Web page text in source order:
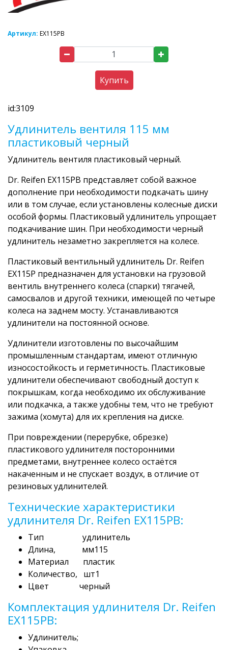
Артикул: EX115PВ
Купить
id:3109
Удлинитель вентиля 115 мм
пластиковый черный
Удлинитель вентиля пластиковый черный.
Dr. Reifen EX115PВ представляет собой важное
дополнение при необходимости подкачать шину
или в том случае, если установлены колесные диски
особой формы. Пластиковый удлинитель упрощает
подкачивание шин. При необходимости черный
удлинитель незаметно закрепляется на колесе.
Пластиковый вентильный удлинитель Dr. Reifen
EX115P предназначен для установки на грузовой
вентиль внутреннего колеса (спарки) тягачей,
самосвалов и другой техники, имеющей по четыре
колеса на заднем мосту. Устанавливаются
удлинители на постоянной основе.
Удлинители изготовлены по высочайшим
промышленным стандартам, имеют отличную
износостойкость и герметичность. Пластиковые
удлинители обеспечивают свободный доступ к
покрышкам, когда необходимо их обслуживание
или подкачка, а также удобны тем, что не требуют
зажима (хомута) для их крепления на диске.
При повреждении (перерубке, обрезке)
пластикового удлинителя посторонними
предметами, внутреннее колесо остаётся
накаченным и не спускает воздух, в отличие от
резиновых удлинителей.
Технические характеристики
удлинителя Dr. Reifen EX115PВ:
Тип удлинитель
Длина, мм115
Материал пластик
Количество, шт1
Цвет черный
Комплектация удлинителя Dr. Reifen
EX115PВ:
Удлинитель;